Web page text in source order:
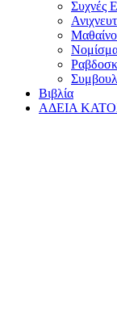
Συχνές
Βιβλία
ΑΔΕΙΑ